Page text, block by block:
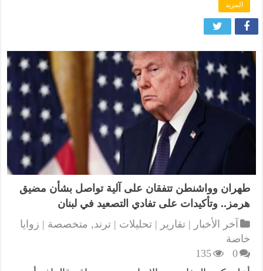
المزيد
طهران وواشنطن تتفقان على آلية تواصل بشأن مضيق
هرمز.. وتأكيدات على تفادي التصعيد في لبنان
آخر الأخبار | تقارير | تحليلات | ترند, متخصصة | زوايا
خاصة
0
135